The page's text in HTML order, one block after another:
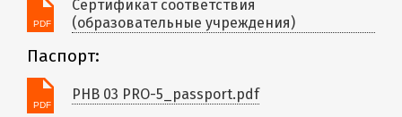
Сертификат соответствия
(образовательные учреждения)
Паспорт:
PHB 03 PRO-5_passport.pdf